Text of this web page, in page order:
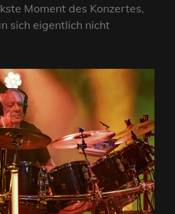
Moment des Konzertes,
sich eigentlich nicht